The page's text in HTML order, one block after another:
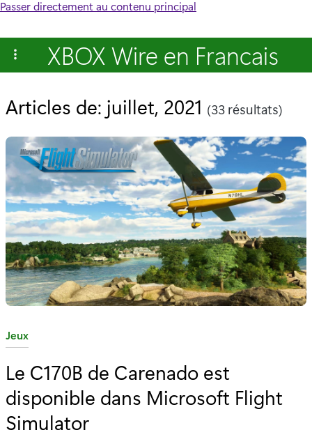
Passer directement au contenu principal
XBOX Wire en Francais
Articles de: juillet, 2021 (33 résultats)
C
g
o
Jeux
Le C170B de Carenado est
disponible dans Microsoft Flight
Simulator